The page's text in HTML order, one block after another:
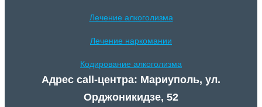
Лечение алкоголизма
Лечение наркомании
Кодирование алкоголизма
Адрес call-центра: Мариуполь, ул.
Орджоникидзе, 52